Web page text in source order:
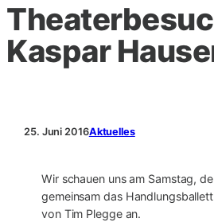
Kaspar
25. Juni 2016Aktuelles
Wir schauen uns am Samstag,
gemeinsam das Handlungsballett
von Tim Plegge an.